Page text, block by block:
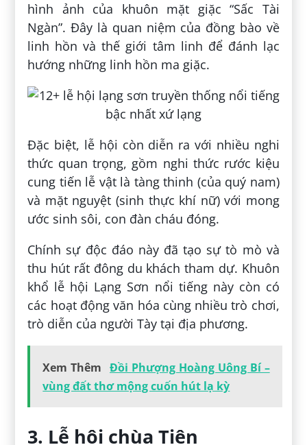
hình ảnh của khuôn mặt giặc “Sấc Tài
Ngàn”. Đây là quan niệm của đồng bào về
linh hồn và thế giới tâm linh để đánh lạc
hướng những linh hồn ma giặc.
Đặc biệt, lễ hội còn diễn ra với nhiều nghi
thức quan trọng, gồm nghi thức rước kiệu
cung tiến lễ vật là tàng thinh (của quý nam)
và mặt nguyệt (sinh thực khí nữ) với mong
ước sinh sôi, con đàn cháu đóng.
Chính sự độc đáo này đã tạo sự tò mò và
thu hút rất đông du khách tham dự. Khuôn
khổ lễ hội Lạng Sơn nổi tiếng này còn có
các hoạt động văn hóa cùng nhiều trò chơi,
trò diễn của người Tày tại địa phương.
Xem Thêm Đồi Phượng Hoàng Uông Bí –
vùng đất thơ mộng cuốn hút lạ kỳ
3. Lễ hội chùa Tiên